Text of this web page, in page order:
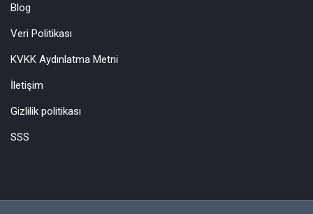
Blog
Veri Politikası
KVKK Aydınlatma Metni
İletişim
Gizlilik politikası
SSS